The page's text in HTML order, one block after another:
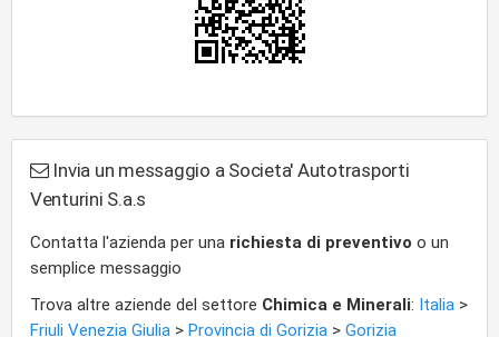
Invia un messaggio a Societa' Autotrasporti
Venturini S.a.s
Contatta l'azienda per una richiesta di preventivo o un
semplice messaggio
Trova altre aziende del settore Chimica e Minerali: Italia >
Friuli Venezia Giulia > Provincia di Gorizia > Gorizia